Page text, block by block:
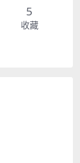
5
收藏